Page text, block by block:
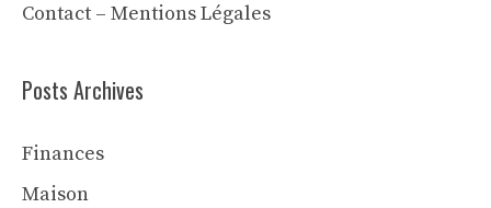
Contact – Mentions Légales
Posts Archives
Finances
Maison